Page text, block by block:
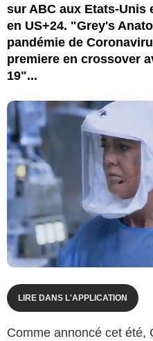
sur ABC aux Etats-Unis
en US+24. "Grey's
pandémie de
premiere en crossover
19"...
LIRE DANS L'APPLICATION
Comme annoncé cet été,